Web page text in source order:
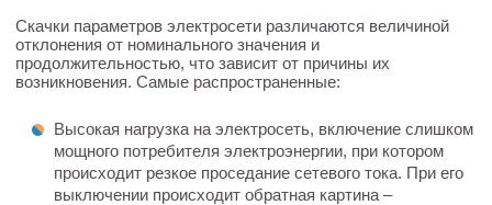
Скачки параметров электросети различаются величиной
отклонения от номинального значения и
продолжительностью, что зависит от причины их
возникновения. Самые распространенные:
Высокая нагрузка на электросеть, включение слишком
мощного потребителя электроэнергии, при котором
происходит резкое проседание сетевого тока. При его
выключении происходит обратная картина –